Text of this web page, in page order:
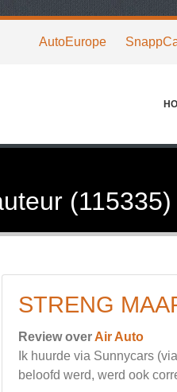
AutoEurope
(115335)
STRENG
Review over Air Auto
Ik huurde via Sunnycars
beloofd werd, werd ook